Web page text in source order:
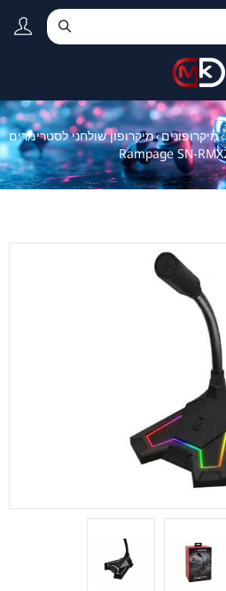
›מיקרופונים›מיקרופון שולחני לסטרימרים
Rampage SN-